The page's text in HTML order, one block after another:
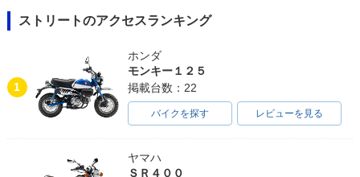
ストリートのアクセスランキング
1
ホンダ
モンキー１２５
掲載台数：22
バイクを探す レビューを見る
ヤマハ
ＳＲ４００